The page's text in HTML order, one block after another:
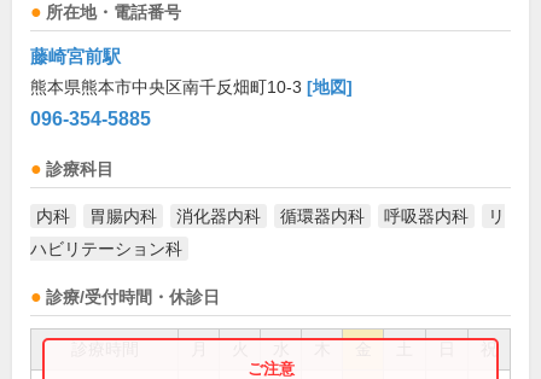
所在地・電話番号
藤崎宮前駅
熊本県熊本市中央区南千反畑町10-3 [地図]
096-354-5885
診療科目
内科 胃腸内科 消化器内科 循環器内科 呼吸器内科
リ
ハビリテーション科
診療/受付時間・休診日
祝